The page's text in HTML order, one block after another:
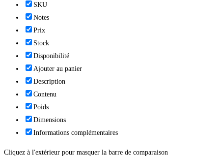
SKU
Notes
Prix
Stock
Disponibilité
Ajouter au panier
Description
Contenu
Poids
Dimensions
Informations complémentaires
Cliquez à l'extérieur pour masquer la barre de comparaison